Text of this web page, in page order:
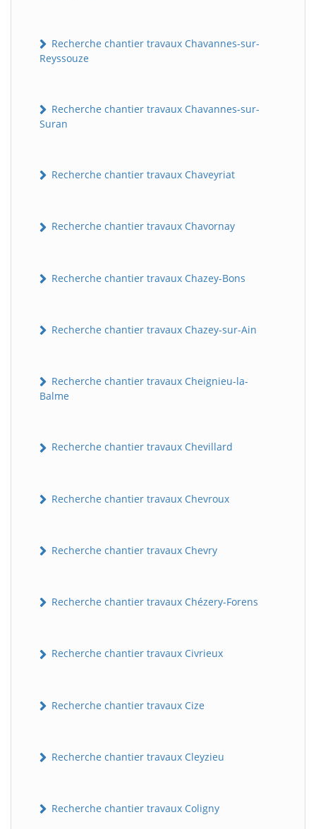
Recherche chantier travaux Chavannes-sur-
Reyssouze
Recherche chantier travaux Chavannes-sur-
Suran
Recherche chantier travaux Chaveyriat
Recherche chantier travaux Chavornay
Recherche chantier travaux Chazey-Bons
Recherche chantier travaux Chazey-sur-Ain
Recherche chantier travaux Cheignieu-la-
Balme
Recherche chantier travaux Chevillard
Recherche chantier travaux Chevroux
Recherche chantier travaux Chevry
Recherche chantier travaux Chézery-Forens
Recherche chantier travaux Civrieux
Recherche chantier travaux Cize
Recherche chantier travaux Cleyzieu
Recherche chantier travaux Coligny